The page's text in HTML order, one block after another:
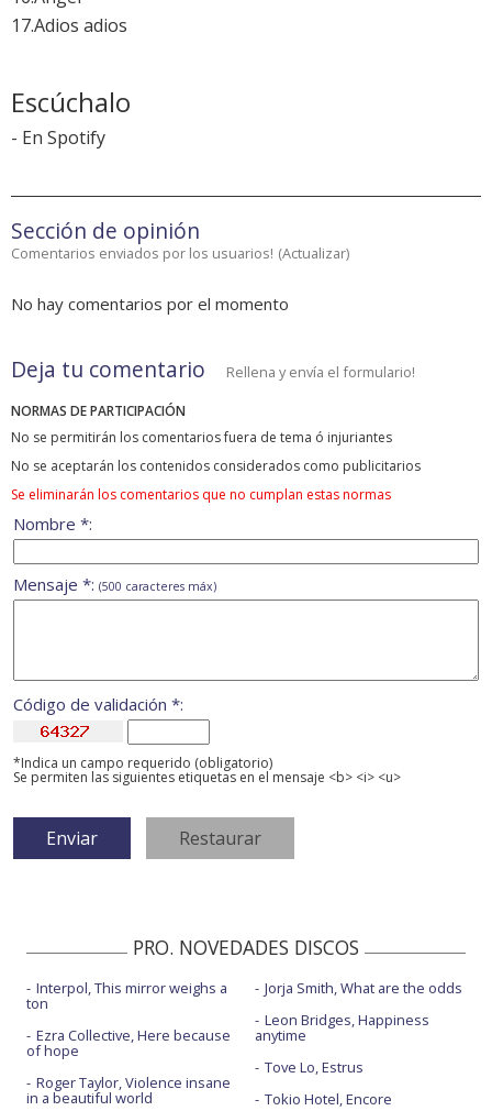
17.Adios adios
Escúchalo
- En Spotify
Sección de opinión
Comentarios enviados por los usuarios! (Actualizar)
No hay comentarios por el momento
Deja tu comentario Rellena y envía el formulario!
NORMAS DE PARTICIPACIÓN
No se permitirán los comentarios fuera de tema ó injuriantes
No se aceptarán los contenidos considerados como publicitarios
Se eliminarán los comentarios que no cumplan estas normas
Nombre *:
Mensaje *: (500 caracteres máx)
Código de validación *:
*Indica un campo requerido (obligatorio)
Se permiten las siguientes etiquetas en el mensaje <b> <i> <u>
PRO. NOVEDADES DISCOS
Interpol, This mirror weighs a
ton
Ezra Collective, Here because
of hope
Roger Taylor, Violence insane
in a beautiful world
Jorja Smith, What are the odds
Leon Bridges, Happiness
anytime
Tove Lo, Estrus
Tokio Hotel, Encore